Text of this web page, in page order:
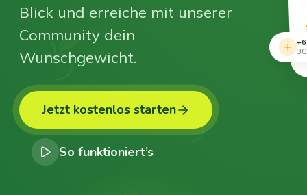
Blick und erreiche mit unserer
Community dein
Wunschgewicht.
Jetzt kostenlos starten
So funktioniert’s